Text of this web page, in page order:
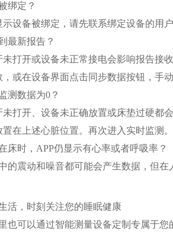
绑定？
设备被绑定，请先联系绑定设备的用
最新报告？
未打开或设备未正常接电会影响报告接
，或在设备界面点击同步数据按钮，手动
测数据为0？
未打开、设备未正确放置或床垫过硬都
在上述心脏位置。再次进入实时监测。
床时，APP仍显示有心率或者呼吸率？
的震动和噪音都可能会产生数据，但在
活，时刻关注您的睡眠健康
也可以通过智能测量设备定制专属于